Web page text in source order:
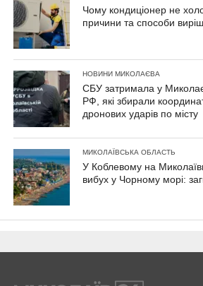
Чому кондиціонер не
причини та способи
НОВИНИ МИКОЛАЄВА
СБУ затримала у
РФ, які збирали
дронових ударів по місту
МИКОЛАЇВСЬКА ОБЛАСТЬ
У Коблевому на
вибух у Чорному морі: